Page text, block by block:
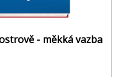
- měkká vazba